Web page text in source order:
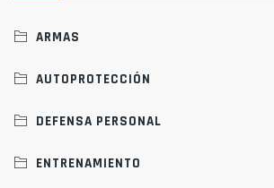
ARMAS
AUTOPROTECCIÓN
DEFENSA PERSONAL
ENTRENAMIENTO